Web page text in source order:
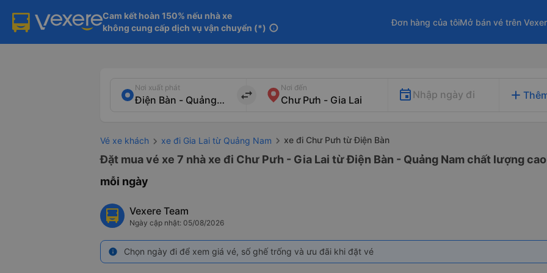
Cam kết hoàn 150% nếu nhà xe
không cung cấp dịch vụ vận chuyển (*) info
Đơn hàng của tôiMở bán vé trên
Nơi xuất phát
import_export
Nơi đến
Nhập ngày đi add
Vé xe khách xe đi Gia Lai từ Quảng Nam xe đi Chư Pưh từ Điện Bàn
Đặt mua vé xe 7 nhà xe đi Chư Pưh - Gia Lai từ Điện Bàn - Quảng Nam chất lượng
mỗi ngày
Vexere Team
Ngày cập nhật: 05/08/2026
info Chọn ngày đi để xem giá vé, số ghế trống và ưu đãi khi đặt vé